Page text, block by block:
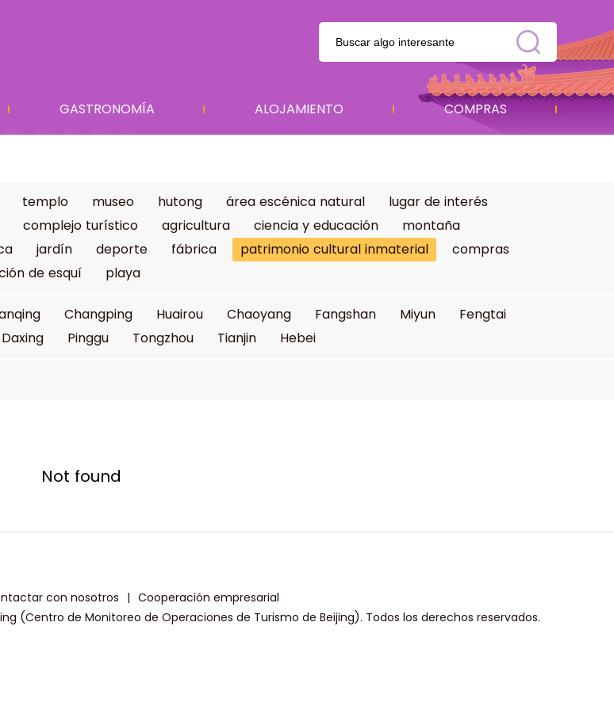
GASTRONOMÍA ALOJAMIENTO COMPRAS
templo museo hutong área escénica natural
lugar de interés
complejo turístico agricultura ciencia y educación
montaña
jardín deporte fábrica patrimonio cultural inmaterial
compras
de esquí playa
Changping Huairou Chaoyang Fangshan Miyun
Fengtai
Daxing Pinggu Tongzhou Tianjin Hebei
Not found
con nosotros | Cooperación empresarial
(Centro de Monitoreo de Operaciones de Turismo de Beijing). Todos los derechos reservados.